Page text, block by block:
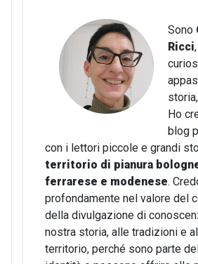
Sono
Ricci
Ho
blog
con i lettori piccole e grandi
territorio di pianura
ferrarese e modenese.
profondamente nel valore del
della divulgazione di
nostra storia, alle tradizioni e
territorio, perché sono parte